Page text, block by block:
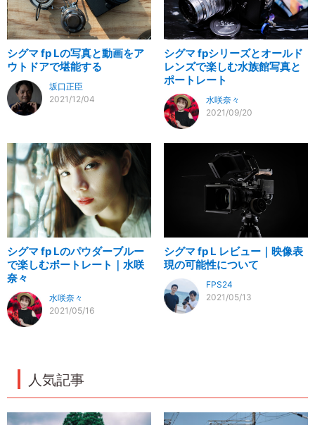
シグマ fp Lの写真と動画をア
ウトドアで堪能する
坂口正臣
2021/12/04
シグマ fpシリーズとオールド
レンズで楽しむ水族館写真と
ポートレート
水咲奈々
2021/09/20
シグマ fp Lのパウダーブルー
で楽しむポートレート｜水咲
奈々
水咲奈々
2021/05/16
シグマ fp L レビュー｜映像表
現の可能性について
FPS24
2021/05/13
人気記事